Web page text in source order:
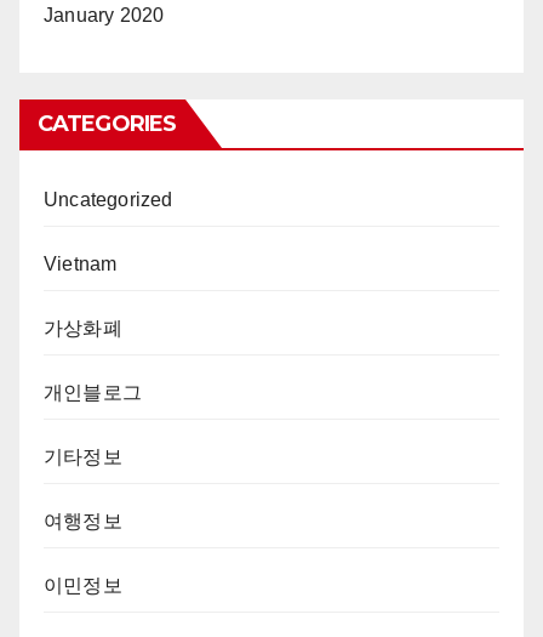
January 2020
CATEGORIES
Uncategorized
Vietnam
가상화폐
개인블로그
기타정보
여행정보
이민정보